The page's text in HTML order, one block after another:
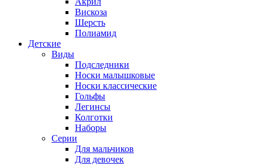
Вискоза
Шерсть
Полиамид
Детские
Виды
Подследники
Носки малышковые
Носки классические
Гольфы
Легинсы
Колготки
Наборы
Серии
Для мальчиков
Для девочек